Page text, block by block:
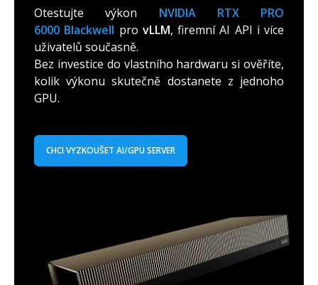
Otestujte výkon NVIDIA RTX PRO
6000 Blackwell pro vLLM, firemní AI API i více
uživatelů současně.
Bez investice do vlastního hardwaru si ověříte,
kolik výkonu skutečně dostanete z jednoho
GPU.
CHCI VYZKOUŠET AI/GPU SERVER